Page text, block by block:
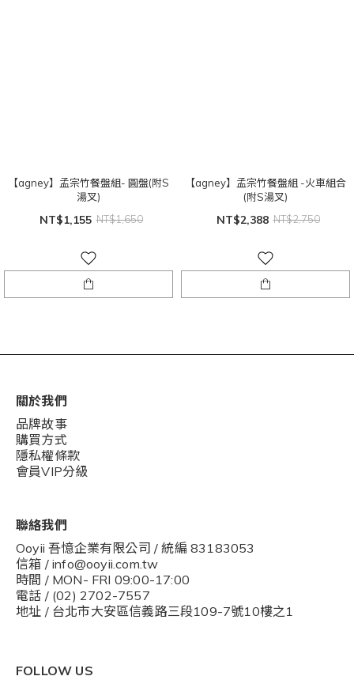
【agney】孟宗竹餐盤組- 圓盤(附S
湯叉)
NT$1,155 NT$1,650
【agney】孟宗竹餐盤組 -火車組合
(附S湯叉)
NT$2,388 NT$2,750
關於我們
品牌故事
購買方式
隱私權條款
會員VIP分級
聯絡我們
Ooyii 吾憶企業有限公司 / 統編 83183053
信箱 / info@ooyii.com.tw
時間 / MON- FRI 09:00-17:00
電話 / (02) 2702-7557
地址 / 台北市大安區信義路三段109-7號10樓之1
FOLLOW US